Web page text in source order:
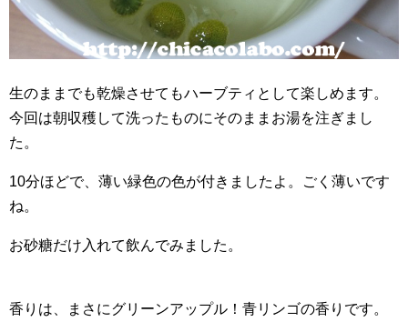
生のままでも乾燥させてもハーブティとして楽しめます。
今回は朝収穫して洗ったものにそのままお湯を注ぎまし
た。
10分ほどで、薄い緑色の色が付きましたよ。ごく薄いです
ね。
お砂糖だけ入れて飲んでみました。
香りは、まさにグリーンアップル！青リンゴの香りです。